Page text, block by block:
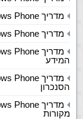
מדריך Windows Phone – שימוש ב Resources
מדריך Windows Phone – שימוש ב Data Binding
המידע
הסנכרון
מקורות